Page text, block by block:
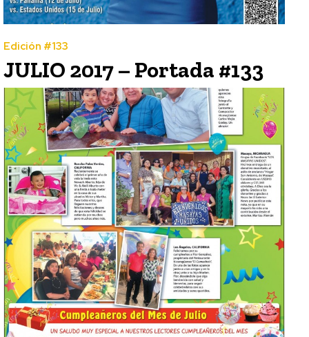
Edición #133
JULIO 2017 – Portada #133